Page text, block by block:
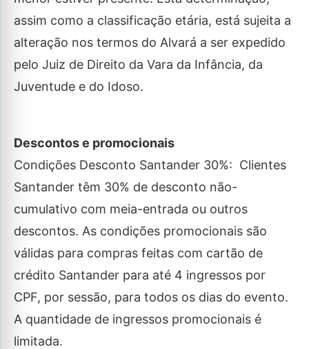
assim como a classificação etária, está sujeita a
alteração nos termos do Alvará a ser expedido
pelo Juiz de Direito da Vara da Infância, da
Juventude e do Idoso.
Descontos e promocionais
Condições Desconto Santander 30%: Clientes
Santander têm 30% de desconto não-
cumulativo com meia-entrada ou outros
descontos. As condições promocionais são
válidas para compras feitas com cartão de
crédito Santander para até 4 ingressos por
CPF, por sessão, para todos os dias do evento.
A quantidade de ingressos promocionais é
limitada.